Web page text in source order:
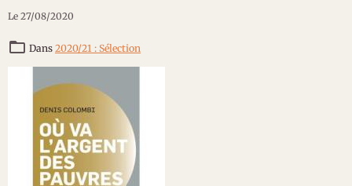
Le 27/08/2020
Dans 2020/21 : Sélection